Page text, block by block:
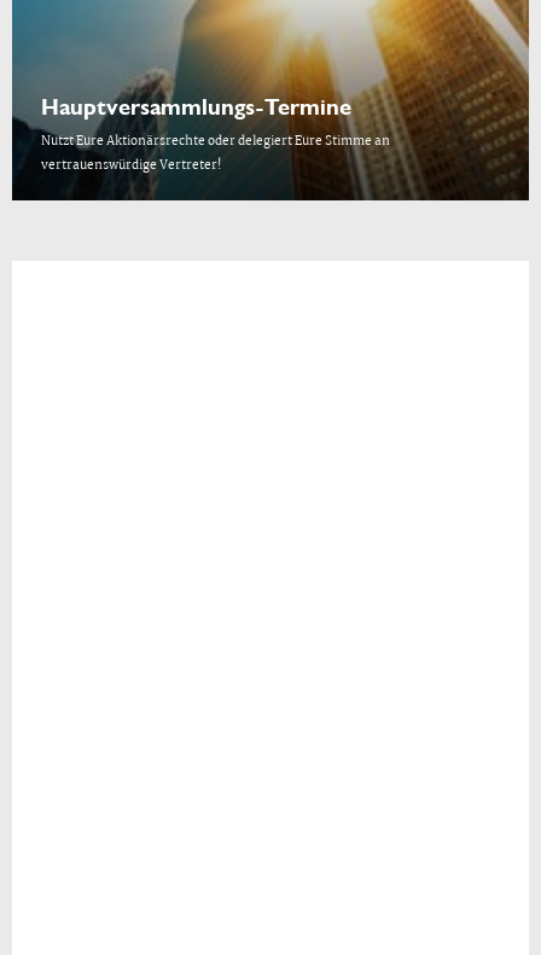
Hauptversammlungs-Termine
Nutzt Eure Aktionärsrechte oder delegiert Eure Stimme an
vertrauenswürdige Vertreter!